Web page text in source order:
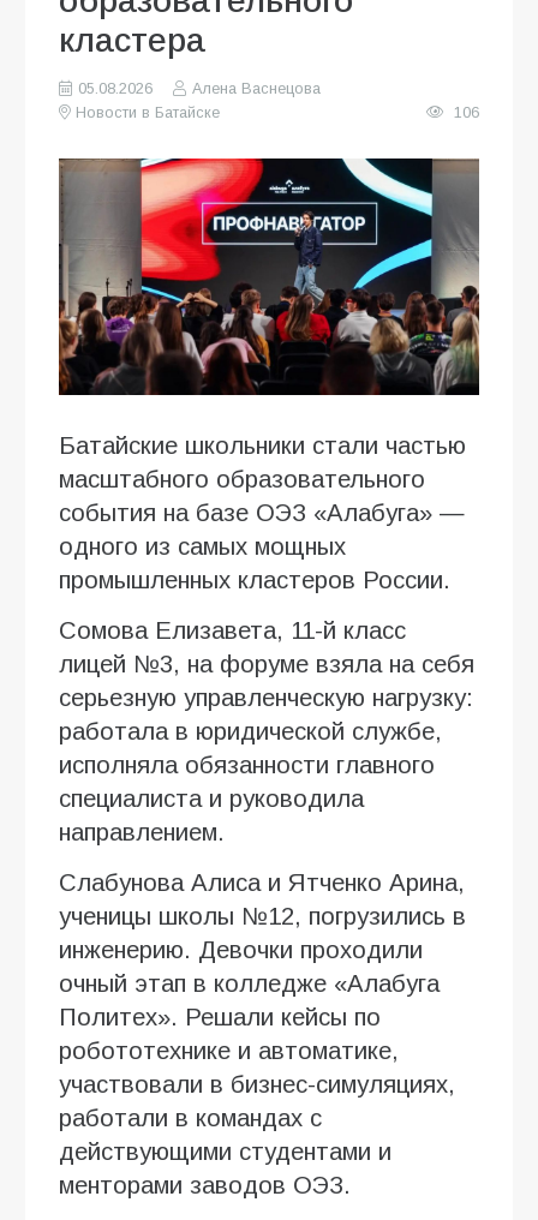
кластера
05.08.2026
Алена Васнецова
Новости в Батайске
106
Батайские школьники стали частью
масштабного образовательного
события на базе ОЭЗ «Алабуга» —
одного из самых мощных
промышленных кластеров России.
Сомова Елизавета, 11-й класс
лицей №3, на форуме взяла на себя
серьезную управленческую нагрузку:
работала в юридической службе,
исполняла обязанности главного
специалиста и руководила
направлением.
Слабунова Алиса и Ятченко Арина,
ученицы школы №12, погрузились в
инженерию. Девочки проходили
очный этап в колледже «Алабуга
Политех». Решали кейсы по
робототехнике и автоматике,
участвовали в бизнес-симуляциях,
работали в командах с
действующими студентами и
менторами заводов ОЭЗ.